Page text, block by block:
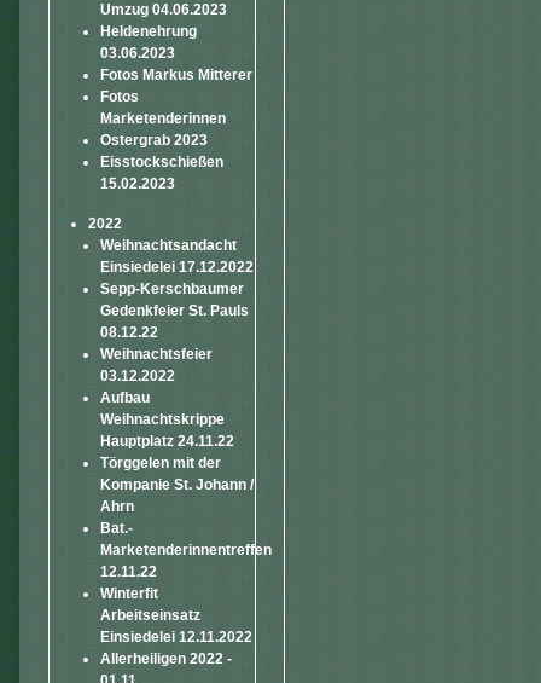
Umzug 04.06.2023
Heldenehrung
03.06.2023
Fotos Markus Mitterer
Fotos
Marketenderinnen
Ostergrab 2023
Eisstockschießen
15.02.2023
2022
Weihnachtsandacht
Einsiedelei 17.12.2022
Sepp-Kerschbaumer
Gedenkfeier St. Pauls
08.12.22
Weihnachtsfeier
03.12.2022
Aufbau
Weihnachtskrippe
Hauptplatz 24.11.22
Törggelen mit der
Kompanie St. Johann /
Ahrn
Bat.-
Marketenderinnentreffen
12.11.22
Winterfit
Arbeitseinsatz
Einsiedelei 12.11.2022
Allerheiligen 2022 -